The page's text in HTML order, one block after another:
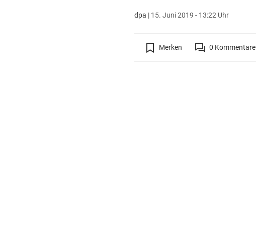
dpa | 15. Juni 2019 - 13:22 Uhr
Merken 0 Kommentare